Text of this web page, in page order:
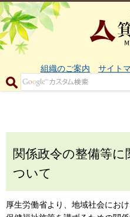
組織のご案内 サイト
関係政令の整備等
ついて
厚生労働省より、地域社会にお